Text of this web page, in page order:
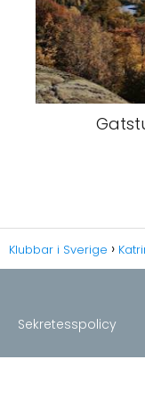
Klubbar i Sverige
Sekretesspolicy